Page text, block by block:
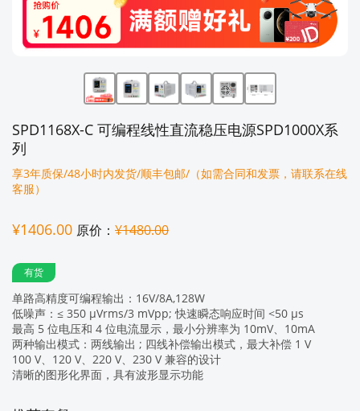
SPD1168X-C 可编程线性直流稳压电源SPD1000X系
列
享3年质保/48小时内发货/顺丰包邮/（如需合同和发票，请联系在线
客服）
¥1406.00 原价： ¥1480.00
有货
单路高精度可编程输出：16V/8A,128W
低噪声：≤ 350 μVrms/3 mVpp; 快速瞬态响应时间 <50 μs
最高 5 位电压和 4 位电流显示，最小分辨率为 10mV、10mA
两种输出模式：两线输出 ; 四线补偿输出模式，最大补偿 1 V
100 V、120 V、220 V、230 V 兼容的设计
清晰的图形化界面，具有波形显示功能